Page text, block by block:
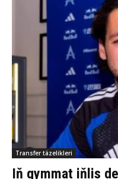
Transfer täzelikleri
Iň gymmat iňlis